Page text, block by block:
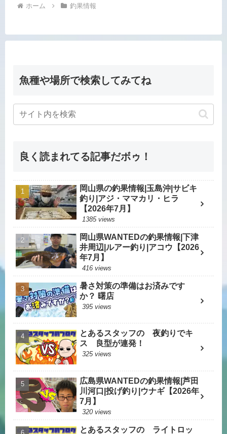
ホーム 釣果情報
魚種や場所で検索してみてね
良く読まれてる記事だボゥ！
岡山県の釣果情報|玉島沖|サビキ
釣り|アジ・ママカリ・ヒラ
【2026年7月】
1385 views
岡山県WANTEDの釣果情報|下津
井周辺|ルアー釣り|アコウ【2026
年7月】
416 views
暑さ対策の準備はお済みです
か？ 曙店
395 views
とあるスタッフの 夜釣りでキ
ス 良型が連発！
325 views
広島県WANTEDの釣果情報|芦田
川河口|投げ釣り|ウナギ【2026年
7月】
320 views
とあるスタッフの ライトロッ